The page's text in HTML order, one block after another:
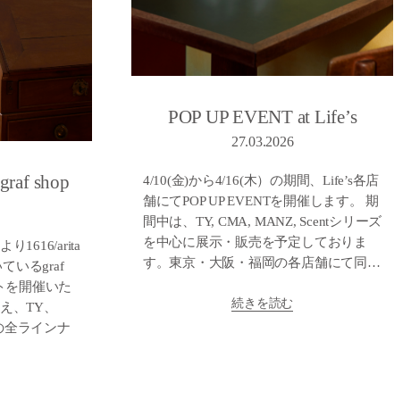
shop
り1616/arita
いるgraf
を開催いた
、TY、
全ラインナ
POP UP EVENT at Life’s
27.03.2026
4/10(金)から4/16(木）の期間、Life’s各店
舗にてPOP UP EVENTを開催します。 期
間中は、TY, CMA, MANZ, Scentシリーズ
を中心に展示・販売を予定しておりま
す。東京・大阪・福岡の各店舗にて同…
続きを読む